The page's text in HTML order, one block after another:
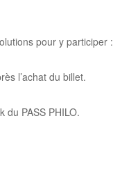
pour y participer :
l’achat du billet.
du PASS PHILO.